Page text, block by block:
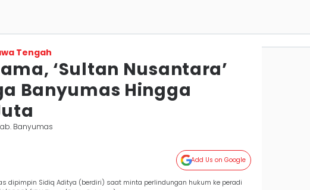
Tengah
‘Sultan Nusantara’
Banyumas Hingga
Banyumas
Add Us on Google
dipimpin Sidiq Aditya (berdiri) saat minta perlindungan hukum ke peradi